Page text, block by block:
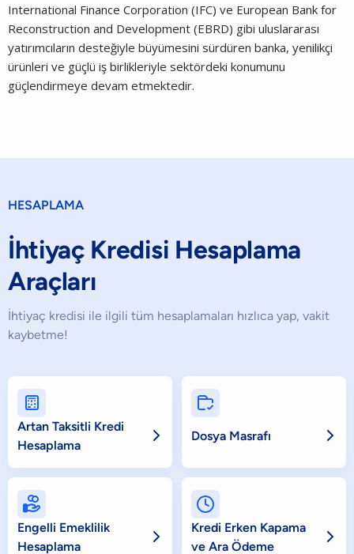
International Finance Corporation (IFC) ve European Bank for
Reconstruction and Development (EBRD) gibi uluslararası
yatırımcıların desteğiyle büyümesini sürdüren banka, yenilikçi
ürünleri ve güçlü iş birlikleriyle sektördeki konumunu
güçlendirmeye devam etmektedir.
HESAPLAMA
İhtiyaç Kredisi Hesaplama
Araçları
İhtiyaç kredisi ile ilgili tüm hesaplamaları hızlıca yap, vakit
kaybetme!

Artan Taksitli Kredi
Hesaplama


Dosya Masrafı 

Engelli Emeklilik
Hesaplama


Kredi Erken Kapama
ve Ara Ödeme
